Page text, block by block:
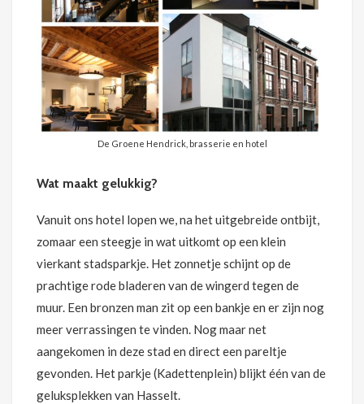
De Groene Hendrick, brasserie en hotel
Wat maakt gelukkig?
Vanuit ons hotel lopen we, na het uitgebreide ontbijt,
zomaar een steegje in wat uitkomt op een klein
vierkant stadsparkje. Het zonnetje schijnt op de
prachtige rode bladeren van de wingerd tegen de
muur. Een bronzen man zit op een bankje en er zijn nog
meer verrassingen te vinden. Nog maar net
aangekomen in deze stad en direct een pareltje
gevonden. Het parkje (Kadettenplein) blijkt één van de
geluksplekken van Hasselt.